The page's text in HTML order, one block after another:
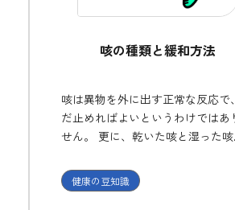
咳の種類と緩和方法
咳は異物を外に出す正常な反応で
だ止めればよいというわけではあ
せん。 更に、乾いた咳と湿った咳
が異なります。 また、咳止め薬に
中枢性と末梢性があり、喘息に中
健康の豆知識